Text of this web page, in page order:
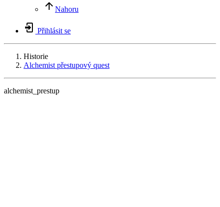
Nahoru
Přihlásit se
Historie
Alchemist přestupový quest
alchemist_prestup